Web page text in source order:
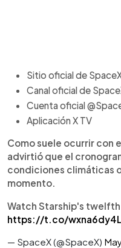
Sitio oficial de
Canal oficial de
Cuenta oficial
Aplicación X TV
Como suele ocurrir con
advirtió que el
condiciones climáticas
momento.
Watch Starship's
https://t.co/
— SpaceX (@SpaceX)